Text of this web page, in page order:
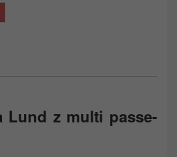
Lund z multi passe-